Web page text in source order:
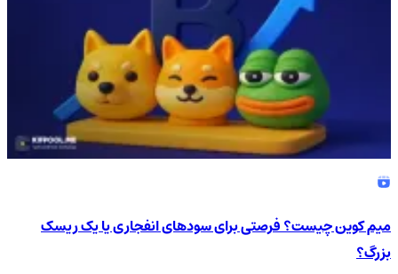
میم کوین چیست؟ فرصتی برای سودهای انفجاری یا یک ریسک
بزرگ؟